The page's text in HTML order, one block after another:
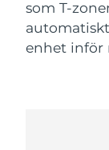
som T-
enhet inför